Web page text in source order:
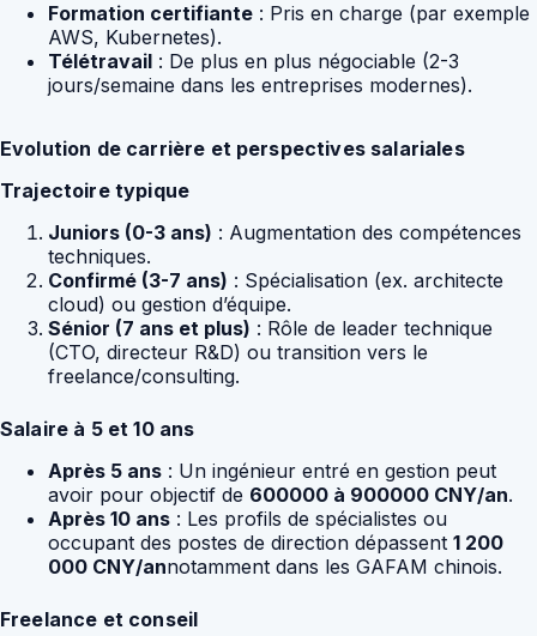
Formation certifiante : Pris en charge (par exemple
AWS, Kubernetes).
Télétravail : De plus en plus négociable (2-3
jours/semaine dans les entreprises modernes).
Evolution de carrière et perspectives salariales
Trajectoire typique
Juniors (0-3 ans) : Augmentation des compétences
techniques.
Confirmé (3-7 ans) : Spécialisation (ex. architecte
cloud) ou gestion d’équipe.
Sénior (7 ans et plus) : Rôle de leader technique
(CTO, directeur R&D) ou transition vers le
freelance/consulting.
Salaire à 5 et 10 ans
Après 5 ans : Un ingénieur entré en gestion peut
avoir pour objectif de 600000 à 900000 CNY/an.
Après 10 ans : Les profils de spécialistes ou
occupant des postes de direction dépassent 1 200
000 CNY/annotamment dans les GAFAM chinois.
Freelance et conseil